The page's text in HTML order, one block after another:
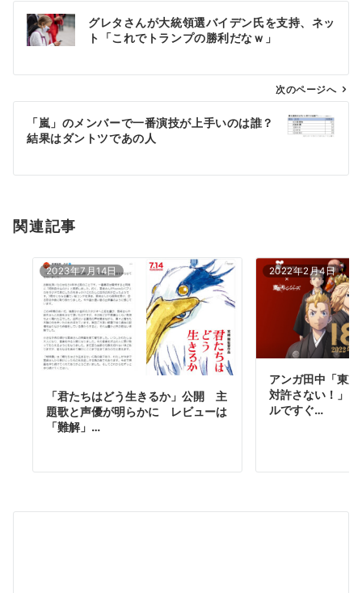
ビ
ン
グレタさんが大統領選バイデン氏を支持、ネッ
ト「これでトランプの勝利だなｗ」
次のページへ
「嵐」のメンバーで一番演技が上手いのは誰？
結果はダントツであの人
関連記事
2023年7月14日
「君たちはどう生きるか」公開 主
題歌と声優が明らかに レビューは
「難解」…
2022年2月4日
アンガ田中「東
対許さない！」
ルですぐ…